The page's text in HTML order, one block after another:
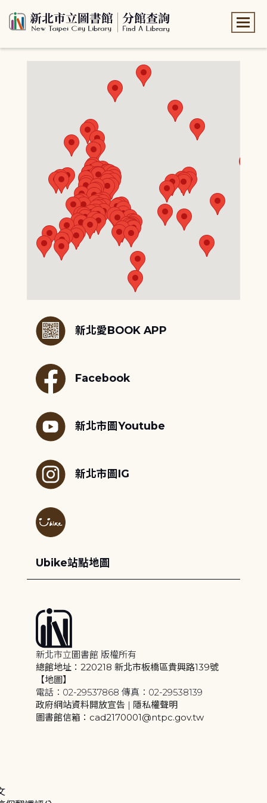
新北愛BOOK APP
Facebook
新北市圖Youtube
新北市圖IG
Ubike站點地圖
新北市立圖書館 版權所有
總館地址：220218 新北市板橋區貴興路139號
【地圖】
電話：02-29537868 傳真：02-29538139
政府網站資料開放宣告 | 隱私權聲明
圖書館信箱：cad2170001@ntpc.gov.tw